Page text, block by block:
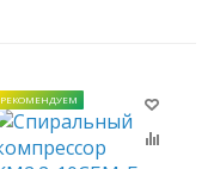
РЕКОМЕНДУЕМ